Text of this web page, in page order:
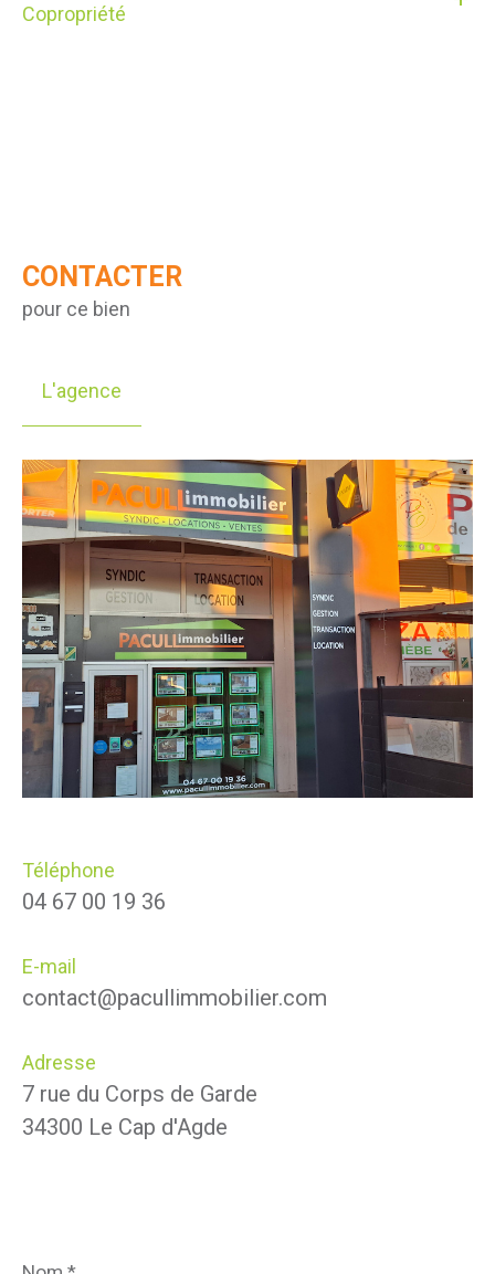
Copropriété
CONTACTER
pour ce bien
L'agence
Téléphone
04 67 00 19 36
E-mail
contact@pacullimmobilier.com
Adresse
7 rue du Corps de Garde
34300 Le Cap d'Agde
*